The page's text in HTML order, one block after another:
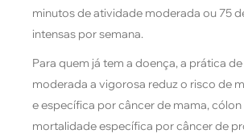
minutos de atividade moderada ou 75
intensas por semana.
Para quem já tem a doença, a prática
moderada a vigorosa reduz o risco de
e específica por câncer de mama, cólon
mortalidade específica por câncer de